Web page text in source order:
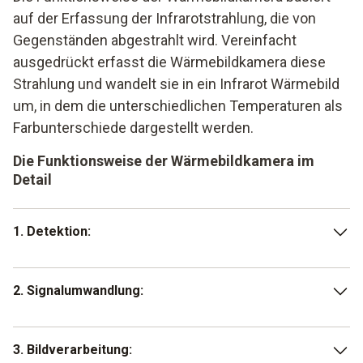
auf der Erfassung der Infrarotstrahlung, die von
Gegenständen abgestrahlt wird. Vereinfacht
ausgedrückt erfasst die Wärmebildkamera diese
Strahlung und wandelt sie in ein Infrarot Wärmebild
um, in dem die unterschiedlichen Temperaturen als
Farbunterschiede dargestellt werden.
Die Funktionsweise der Wärmebildkamera im
Detail
1. Detektion:
Mikrobolometer), der auf die Infrarotstrahlung reagiert.
diese auf den Detektor treffen, werden sie absorbiert und
2. Signalumwandlung:
Signal umgewandelt, welches dann von der Elektronik der
3. Bildverarbeitung: